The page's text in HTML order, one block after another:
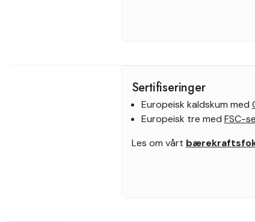
Sertifiseringer
Europeisk kaldskum med
Europeisk tre med FSC-
Les om vårt